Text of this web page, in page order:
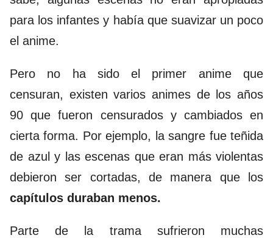
para los infantes y había que suavizar un poco
el anime.
Pero no ha sido el primer anime que
censuran, existen varios animes de los años
90 que fueron censurados y cambiados en
cierta forma. Por ejemplo, la sangre fue teñida
de azul y las escenas que eran más violentas
debieron ser cortadas, de manera que los
capítulos duraban menos.
Parte de la trama sufrieron muchas